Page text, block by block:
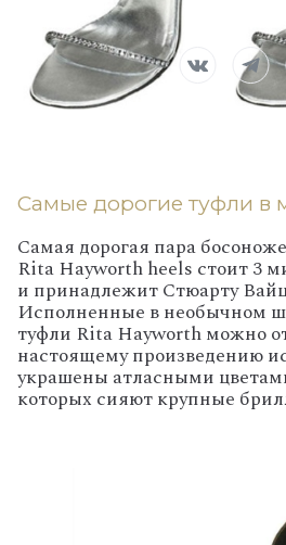
Самые дорогие туфли в
Самая дорогая пара
Rita Hayworth heels стоит 3
и принадлежит Стюарту
Исполненные в необычном
туфли Rita Hayworth можно
настоящему произведению
украшены атласными
которых сияют крупные